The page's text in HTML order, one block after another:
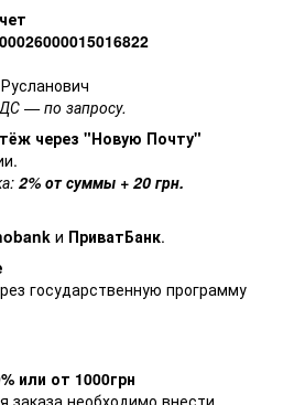
— по запросу.
через "Новую Почту"
2% от суммы + 20 грн.
и ПриватБанк.
государственную программу
или от 1000грн
заказа необходимо внести